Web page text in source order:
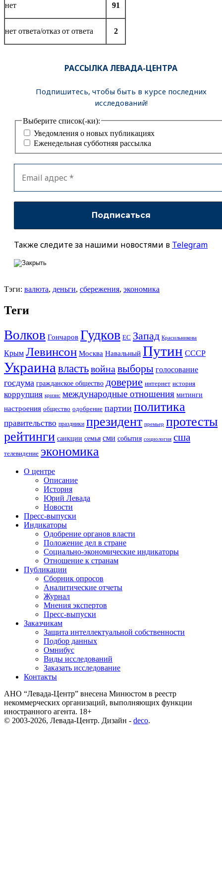
нет 91
нет ответа/отказ от ответа 2
РАССЫЛКА ЛЕВАДА-ЦЕНТРА
Подпишитесь, чтобы быть в курсе последних
исследований!
Выберите список(-ки):
Уведомления о новых публикациях
Еженедельная субботняя рассылка
Также следите за нашими новостями в Telegram
Тэги: валюта, деньги, сбережения, экономика
Теги
Волков Гончаров Гудков ЕС Запад Красильникова
Крым Левинсон Москва Навальный Путин СССР
Украина властьвойна выборы голосование
госдума гражданское общество доверие интернет история
коррупция кризис международные отношения митинги
настроения общество одобрение партии политика
правительство праздники президент премьер протесты
рейтинги санкции семья сми события социология сша
телевидение экономика
О центре
Описание
История
Юрий Левада
Новости
Пресс-выпуски
Индикаторы
Одобрение органов власти
Положение дел в стране
Социально-экономические индикаторы
Отношение к странам
Публикации
Сборник опросов
Аналитические отчеты
Журнал
Мнения экспертов
Пресс-выпуски
Заказчикам
Защита интеллектуальной собственности
Подбор данных
Омнибус
Виды исследований
Заказать исследование
Контакты
АНО “Левада-Центр” внесена Минюстом в реестр
некоммерческих организаций, выполняющих функции
иностранного агента. 18+
© 2003-2026, Левада-Центр. Дизайн - deco.